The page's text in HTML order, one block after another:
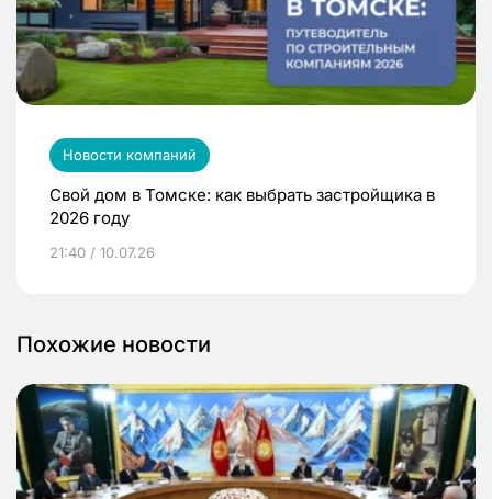
Новости компаний
Свой дом в Томске: как выбрать застройщика в
2026 году
21:40 / 10.07.26
Похожие новости